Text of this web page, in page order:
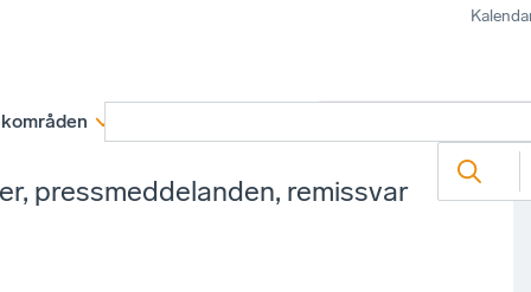
pressmeddelanden, remissvar